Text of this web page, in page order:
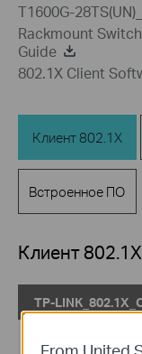
T1600G-
Rackmount
Guide
802.1X Client
Клиент 802.1X
Встроенное ПО
Клиент 802.1X
TP-
From United